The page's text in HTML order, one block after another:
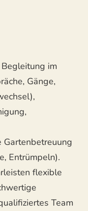
im
Gänge,
Entrümpeln).
flexible
Team